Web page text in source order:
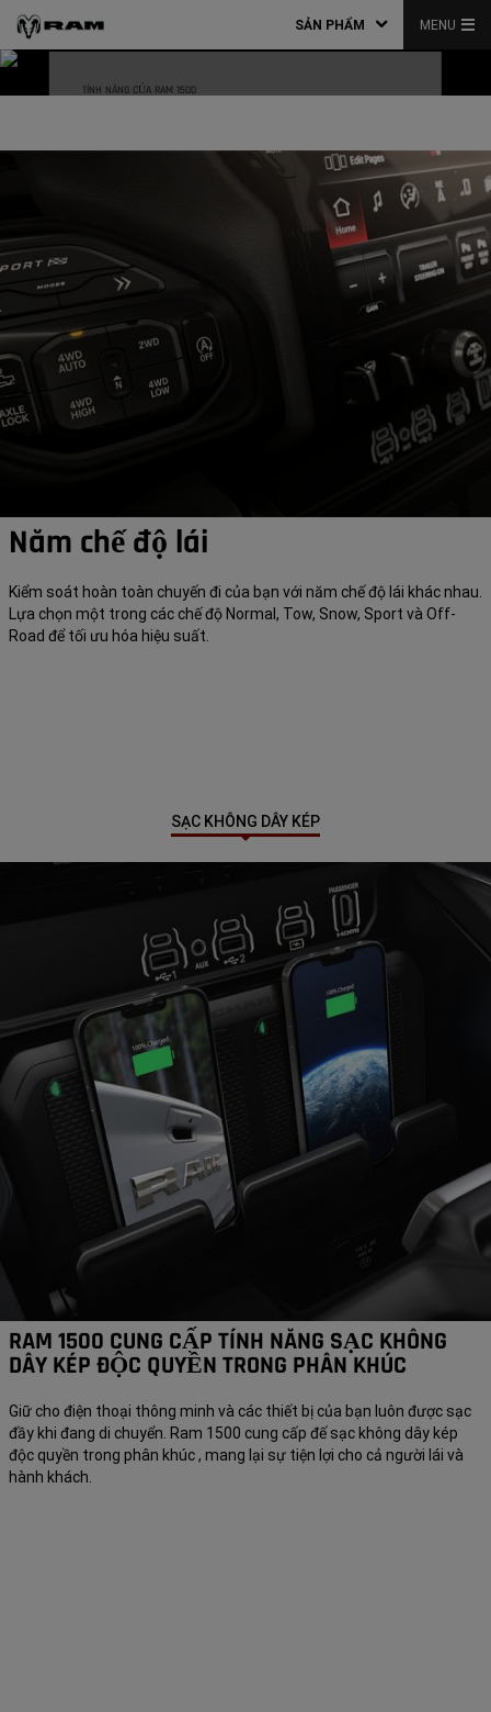
SẢN PHẨM MENU
TÍNH NĂNG CỦA RAM 1500
khúc, Ram 1500 thiết lập nên chuẩn mực mớI về khả năng bảo vệ và an
Năm chế độ lái
Kiểm soát hoàn toàn chuyến đi của bạn với năm chế độ lái khác nhau.
Lựa chọn một trong các chế độ Normal, Tow, Snow, Sport và Off-
Road để tối ưu hóa hiệu suất.
SẠC KHÔNG DÂY KÉP
RAM 1500 CUNG CẤP TÍNH NĂNG SẠC KHÔNG
DÂY KÉP ĐỘC QUYỀN TRONG PHÂN KHÚC
Giữ cho điện thoại thông minh và các thiết bị của bạn luôn được sạc
đầy khi đang di chuyển. Ram 1500 cung cấp đế sạc không dây kép
độc quyền trong phân khúc , mang lại sự tiện lợi cho cả người lái và
hành khách.